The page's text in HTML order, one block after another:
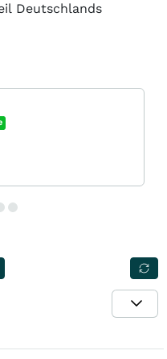
Deutschlands